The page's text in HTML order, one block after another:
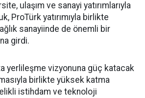
ulaşım ve sanayi yatırımlarıyla
ProTürk yatırımıyla birlikte
sanayiinde de önemli bir
girdi.
yerlileşme vizyonuna güç katacak
birlikte yüksek katma
istihdam ve teknoloji